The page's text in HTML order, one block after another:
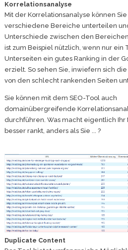
Korrelationsanalyse
Mit der Korrelationsanalyse können
verschiedene Bereiche unterteilen
Unterschiede zwischen den
ist zum Beispiel nützlich, wenn nur ein
Unterseiten ein gutes Ranking in der
erzielt. So sehen Sie, inwiefern sich
von den schlecht rankenden Seiten
Sie können mit dem SEO-Tool auch
domainübergreifende
durchführen. Was macht eigentlich Ihr
besser rankt, anders als Sie ... ?
Duplicate Content